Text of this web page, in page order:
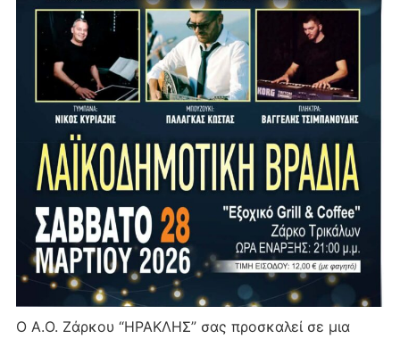
Ο Α.Ο. Ζάρκου “ΗΡΑΚΛΗΣ” σας προσκαλεί σε μια